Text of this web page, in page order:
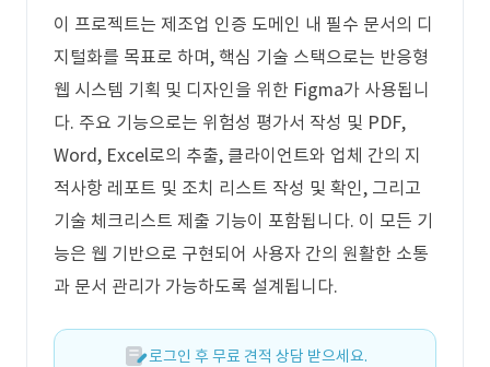
이 프로젝트는 제조업 인증 도메인 내 필수 문서의 디
지털화를 목표로 하며, 핵심 기술 스택으로는 반응형
웹 시스템 기획 및 디자인을 위한 Figma가 사용됩니
다. 주요 기능으로는 위험성 평가서 작성 및 PDF,
Word, Excel로의 추출, 클라이언트와 업체 간의 지
적사항 레포트 및 조치 리스트 작성 및 확인, 그리고
기술 체크리스트 제출 기능이 포함됩니다. 이 모든 기
능은 웹 기반으로 구현되어 사용자 간의 원활한 소통
과 문서 관리가 가능하도록 설계됩니다.
로그인 후 무료 견적 상담 받으세요.